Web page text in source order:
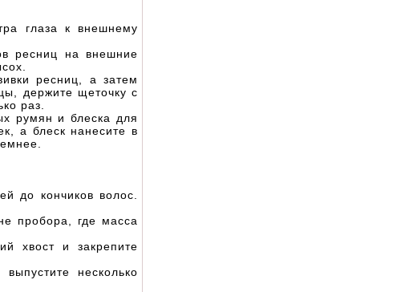
глаза к внешнему
ресниц на внешние
ресниц, а затем
держите щеточку с
раз.
румян и блеска для
а блеск нанесите в
до кончиков волос.
пробора, где масса
хвост и закрепите
несколько